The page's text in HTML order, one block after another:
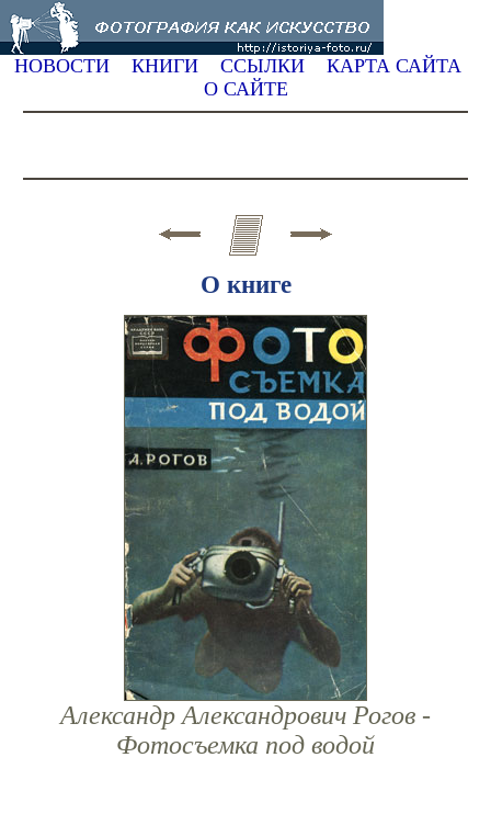
НОВОСТИ КНИГИ ССЫЛКИ
КАРТА САЙТА
О САЙТЕ
О книге
Александр Александрович Рогов -
Фотосъемка под водой